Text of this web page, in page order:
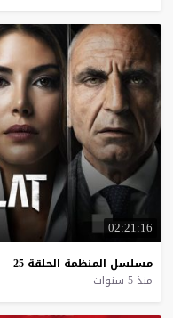
02:21:16
مسلسل المنظمة الحلقة 25
منذ 5 سنوات